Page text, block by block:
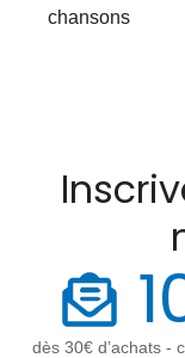
chansons
dès 30€ d’achats -